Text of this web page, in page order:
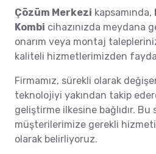
Çözüm Merkezi kapsamında,
Kombi cihazınızda meydana
onarım veya montaj
kaliteli hizmetlerimizden
Firmamız, sürekli olarak
teknolojiyi yakından takip
geliştirme ilkesine bağlıdır.
müşterilerimize gerekli
olarak belirliyoruz.